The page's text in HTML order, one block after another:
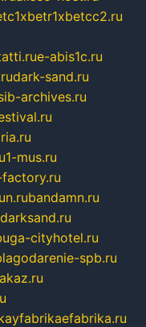
e-abis1c.ru
dark-sand.ru
archives.ru
1-mus.ru
bandamn.ru
darksand.ru
cityhotel.ru
spb.ru